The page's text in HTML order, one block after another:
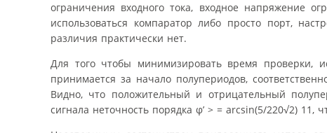
ограничения входного тока, входное напряжение
использоваться компаратор либо просто порт,
различия практически нет.
Для того чтобы минимизировать время проверки,
принимается за начало полупериодов,
Видно, что положительный и отрицательный
сигнала неточность порядка φ’ > = arcsin(5/220√2) 11,